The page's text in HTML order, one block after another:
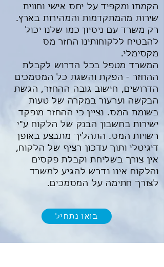
הקמתו ומקפיד על יחס אישי וחווית
שירות מהמתקדמות והמהירות בארץ.
רק משרד עם ניסיון כמו שלנו יכול
להבטיח ללקוחותינו החזר מס
מקסימלי.
המשרד מטפל בכל הדרוש לקבלת
ההחזר - הפקת והשגת כל המסמכים
הדרושים, חישוב גובה ההחזר, הגשת
הבקשה וערעור במקרה של טעות
בשומת המס. נציין כי ההחזר מופקד
ישירות בחשבון הבנק של הלקוח ע"י
רשויות המס. התהליך מתבצע באופן
דיגיטלי ותוך עדכון רציף של הלקוח,
אין צורך בשליחת וקבלת פקסים
והלקוח אינו נדרש להגיע למשרד
לצורך חתימה על המסמכים.
בואו נתחיל